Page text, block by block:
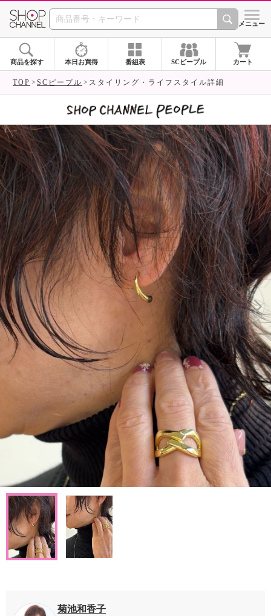
SHOP CHANNEL シメニュー
商品を探す 本日お買得 番組表 SCピープル カート
TOP SCピープル スタイリング・ライフスタイル詳細
菊池和香子